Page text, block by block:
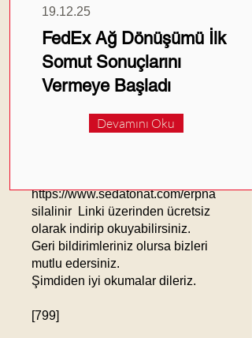
manufacturer-mitigates-risk-of-
revenue-loss-by-switching-to-
systech-unitrace-to-resolve-3-
month-shipping-delays
-------------------
ERP Nasıl Alınır? Kitabımız
https://www.sedatonat.com/erpna
silalinir Linki üzerinden ücretsiz
olarak indirip okuyabilirsiniz.
Geri bildirimleriniz olursa bizleri
mutlu edersiniz.
Şimdiden iyi okumalar dileriz.
[799]
19.12.25
FedEx Ağ Dönüşümü İlk
Somut Sonuçlarını
Vermeye Başladı
Devamını Oku